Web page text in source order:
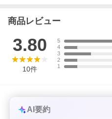
【注意事項】
※お使いのモニター環境によっ
※インポート商品のため、縫製が
がある場合があります。
商品レビュー
3.80
10件
5
4
3
2
1
AI要約